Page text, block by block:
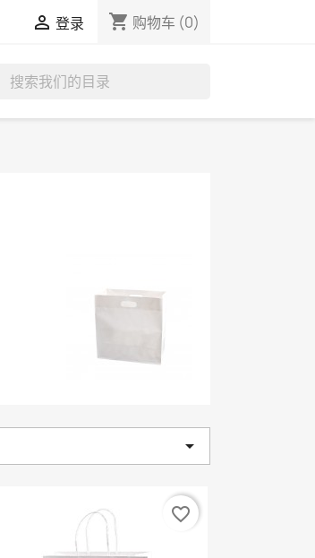
 登录 shopping_cart 购物车 (0)

favorite_border